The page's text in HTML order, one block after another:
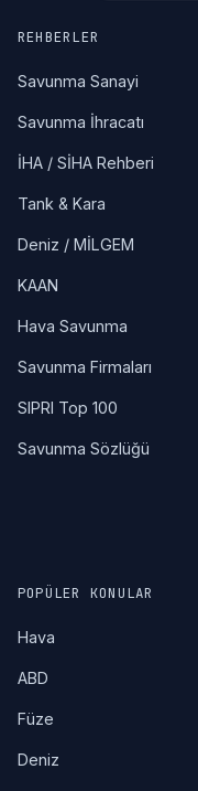
REHBERLER
Savunma Sanayi
Savunma İhracatı
İHA / SİHA Rehberi
Tank & Kara
Deniz / MİLGEM
KAAN
Hava Savunma
Savunma Firmaları
SIPRI Top 100
Savunma Sözlüğü
POPÜLER KONULAR
Hava
ABD
Füze
Deniz